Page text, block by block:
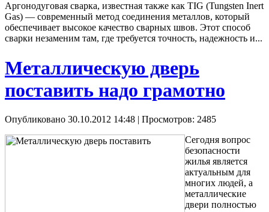
Аргонодуговая сварка, известная также как TIG (Tungsten Inert
Gas) — современный метод соединения металлов, который
обеспечивает высокое качество сварных швов. Этот способ
сварки незаменим там, где требуется точность, надежность и...
Металлическую дверь
поставить надо грамотно
Опубликовано 30.10.2012 14:48 | Просмотров: 2485
Сегодня вопрос
безопасности
жилья является
актуальным для
многих людей, а
металлические
двери полностью